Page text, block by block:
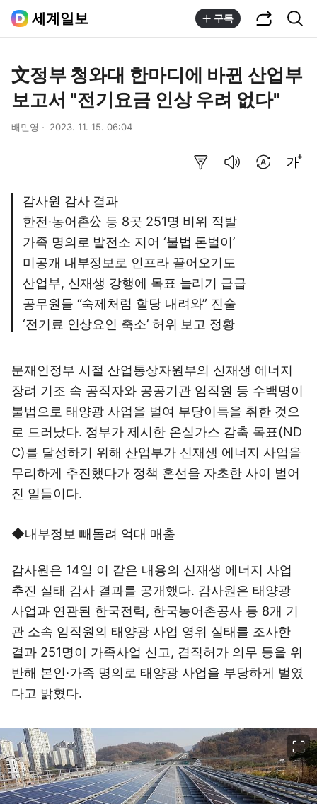
세계일보 구독
文정부 청와대 한마디에 바뀐 산업부
보고서 "전기요금 인상 우려 없다"
배민영 2023. 11. 15. 06:04
감사원 감사 결과
한전·농어촌公 등 8곳 251명 비위 적발
가족 명의로 발전소 지어 ‘불법 돈벌이’
미공개 내부정보로 인프라 끌어오기도
산업부, 신재생 강행에 목표 늘리기 급급
공무원들 “숙제처럼 할당 내려와” 진술
‘전기료 인상요인 축소’ 허위 보고 정황
문재인정부 시절 산업통상자원부의 신재생 에너지
장려 기조 속 공직자와 공공기관 임직원 등 수백명이
불법으로 태양광 사업을 벌여 부당이득을 취한 것으
로 드러났다. 정부가 제시한 온실가스 감축 목표(ND
C)를 달성하기 위해 산업부가 신재생 에너지 사업을
무리하게 추진했다가 정책 혼선을 자초한 사이 벌어
진 일들이다.
◆내부정보 빼돌려 억대 매출
감사원은 14일 이 같은 내용의 신재생 에너지 사업
추진 실태 감사 결과를 공개했다. 감사원은 태양광
사업과 연관된 한국전력, 한국농어촌공사 등 8개 기
관 소속 임직원의 태양광 사업 영위 실태를 조사한
결과 251명이 가족사업 신고, 겸직허가 의무 등을 위
반해 본인·가족 명의로 태양광 사업을 부당하게 벌였
다고 밝혔다.